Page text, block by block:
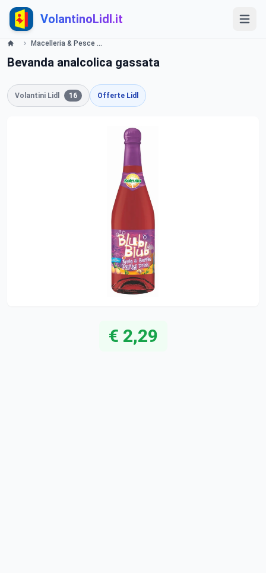
VolantinoLidl.it
Macelleria & Pesce Lidl
Bevanda analcolica gassata
Volantini Lidl 16 Offerte Lidl
€ 2,29